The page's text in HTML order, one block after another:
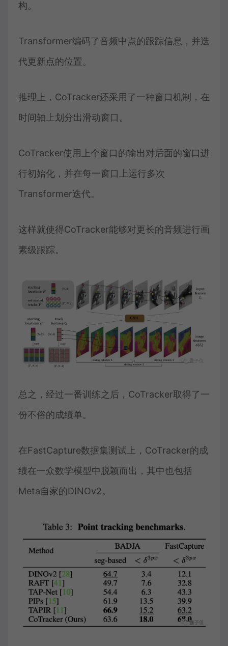
构。
Transformer编码了音频中点的跟踪信息，并迭
代更新点的位置。
推理上，CoTracker还采用了一种窗口机制，在
时间轴上划分出滑动窗口。
CoTracker使用上个窗口的输出对后面的窗口进
行初始化，并在每一窗口上运行多次
Transformer迭代。
这样就使得CoTracker能够对更长的音频进行画
素级跟踪。
总之，经过一番训练之后，CoTracker取得了一
份不俗的成绩单。
在FastCapture数据集测试上，CoTracker的成
绩在一众数学模型中脱颖而出，其中也包括
Meta自家的DINOv2。